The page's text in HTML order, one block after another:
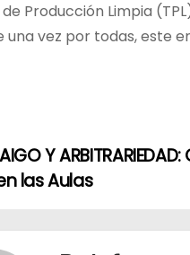
Producción Limpia
una vez por todas, este
Y
las Aulas